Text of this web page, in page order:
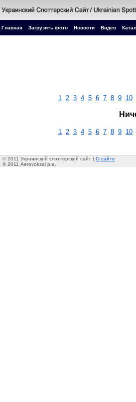
Главная Загрузить фото Новости Видео
1 2 3 4 5 6 7 8 9 10
1 2 3 4 5 6 7 8 9 10
© 2011 Украинский споттерский сайт | О сайте
© 2011 Aerovokzal p.e.